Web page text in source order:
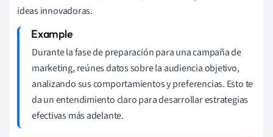
ideas innovadoras.
Durante la fase de preparación para una campaña de
marketing, reúnes datos sobre la audiencia objetivo,
analizando sus comportamientos y preferencias. Esto te
da un entendimiento claro para desarrollar estrategias
efectivas más adelante.